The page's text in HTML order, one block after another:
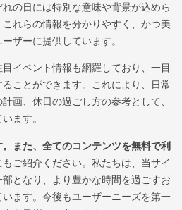
の日には特別な意味や背景が込めら
れらの情報を分かりやすく、かつ美
ザーに提供しています。
イベント情報も網羅しており、一目
ことができます。これにより、日常
画、休日の過ごし方の参考として、
ます。
また、全てのコンテンツを無料で利
ご紹介ください。私たちは、当サイ
となり、より豊かな時間を過ごすお
ます。今後もユーザーニーズを第一